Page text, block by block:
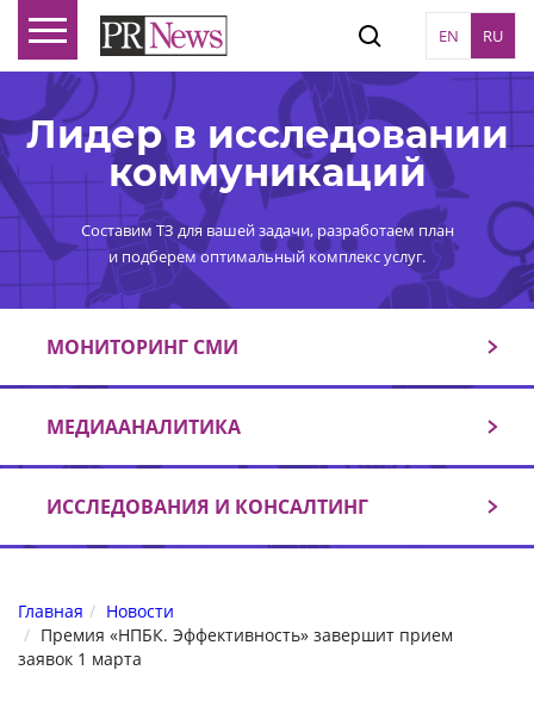
EN RU
Лидер в исследовании
коммуникаций
Составим ТЗ для вашей задачи, разработаем план
и подберем оптимальный комплекс услуг.
МОНИТОРИНГ СМИ
МЕДИААНАЛИТИКА
ИССЛЕДОВАНИЯ И КОНСАЛТИНГ
Главная
Новости
Премия «НПБК. Эффективность» завершит прием
заявок 1 марта